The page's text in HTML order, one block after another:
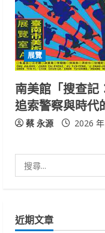
展覽
南美館「搜查記
追索警察與時代
蔡 永源 2026
尋
字:
近期文章